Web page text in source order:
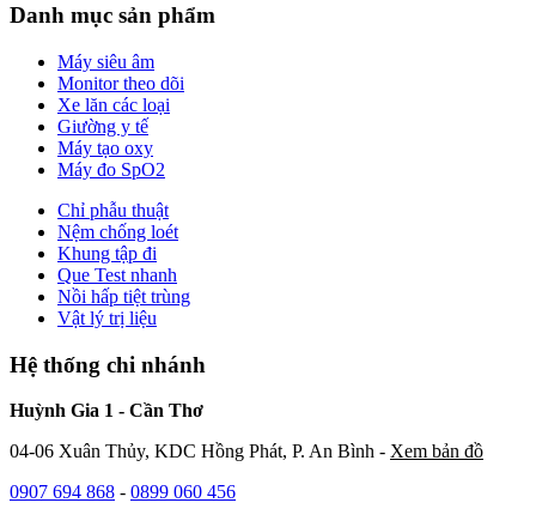
Danh mục sản phẩm
Máy siêu âm
Monitor theo dõi
Xe lăn các loại
Giường y tế
Máy tạo oxy
Máy đo SpO2
Chỉ phẫu thuật
Nệm chống loét
Khung tập đi
Que Test nhanh
Nồi hấp tiệt trùng
Vật lý trị liệu
Hệ thống chi nhánh
Huỳnh Gia 1 - Cần Thơ
04-06 Xuân Thủy, KDC Hồng Phát, P. An Bình - Xem bản đồ
0907 694 868 - 0899 060 456